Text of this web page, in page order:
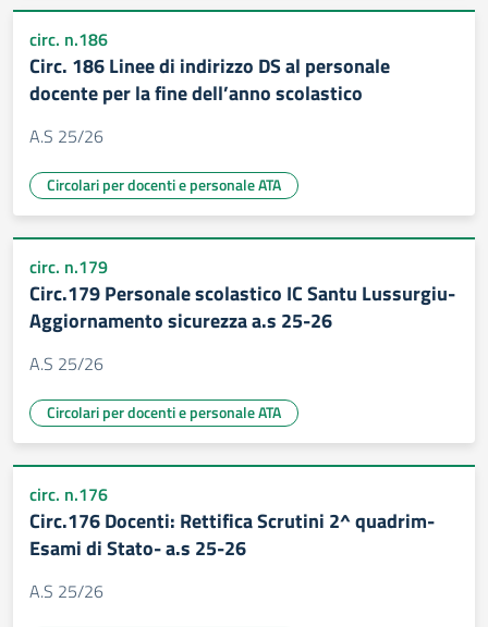
circ. n.186
Circ. 186 Linee di indirizzo DS al personale
docente per la fine dell’anno scolastico
A.S 25/26
Circolari per docenti e personale ATA
circ. n.179
Circ.179 Personale scolastico IC Santu Lussurgiu-
Aggiornamento sicurezza a.s 25-26
A.S 25/26
Circolari per docenti e personale ATA
circ. n.176
Circ.176 Docenti: Rettifica Scrutini 2^ quadrim-
Esami di Stato- a.s 25-26
A.S 25/26